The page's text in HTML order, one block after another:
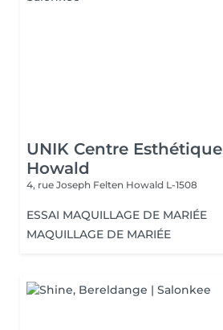
UNIK Centre Esthétique
Howald
4, rue Joseph Felten Howald L-1508
ESSAI MAQUILLAGE DE MARIÉE
MAQUILLAGE DE MARIÉE